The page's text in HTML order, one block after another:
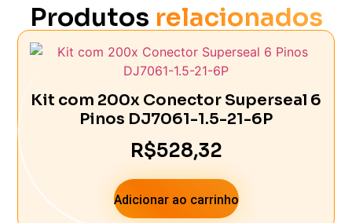
Produtos relacionados
Kit com 200x Conector Superseal 6
Pinos DJ7061-1.5-21-6P
R$528,32
Adicionar ao carrinho